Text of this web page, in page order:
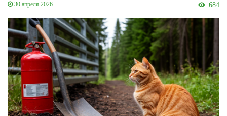
30 апреля 2026 684